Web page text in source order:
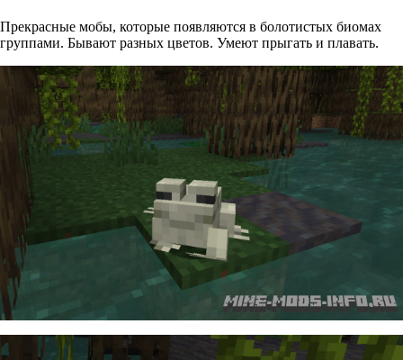
Прекрасные мобы, которые появляются в болотистых биомах
группами. Бывают разных цветов. Умеют прыгать и плавать.